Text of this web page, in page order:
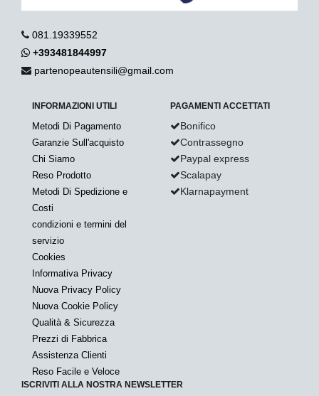
081.19339552
+393481844997
partenopeautensili@gmail.com
INFORMAZIONI UTILI
Metodi Di Pagamento
Garanzie Sull'acquisto
Chi Siamo
Reso Prodotto
Metodi Di Spedizione e
Costi
condizioni e termini del
servizio
Cookies
Informativa Privacy
Nuova Privacy Policy
Nuova Cookie Policy
Qualità & Sicurezza
Prezzi di Fabbrica
Assistenza Clienti
Reso Facile e Veloce
PAGAMENTI ACCETTATI
Bonifico
Contrassegno
Paypal express
Scalapay
Klarnapayment
ISCRIVITI ALLA NOSTRA NEWSLETTER